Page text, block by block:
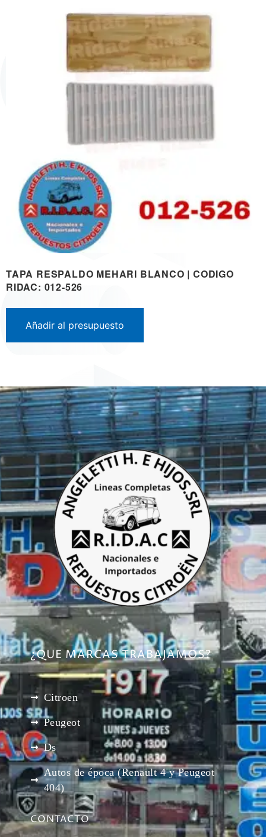
TAPA RESPALDO MEHARI BLANCO | CODIGO
RIDAC: 012-526
Añadir al presupuesto
¿QUE MARCAS TRABAJAMOS?
Citroen
Peugeot
Ds
Autos de época (Renault 4 y Peugeot
404)
CONTACTO